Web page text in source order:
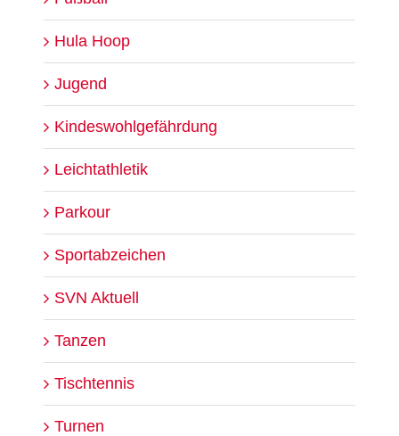
Hula Hoop
Jugend
Kindeswohlgefährdung
Leichtathletik
Parkour
Sportabzeichen
SVN Aktuell
Tanzen
Tischtennis
Turnen